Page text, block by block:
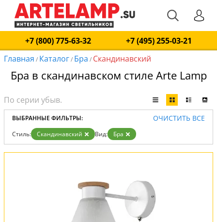
+7 (800) 775-63-32
+7 (495) 255-03-21
Главная / Каталог/ Бра / Скандинавский
Бра в скандинавском стиле Arte Lamp
ВЫБРАННЫЕ ФИЛЬТРЫ: ОЧИСТИТЬ ВСЕ
Стиль: Скандинавский Вид: Бра